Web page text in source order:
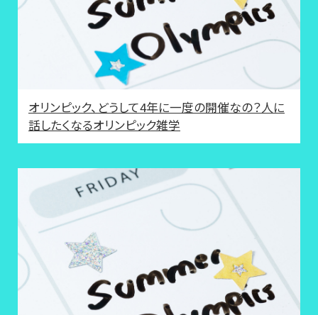
オリンピック、どうして4年に一度の開催なの？人に
話したくなるオリンピック雑学